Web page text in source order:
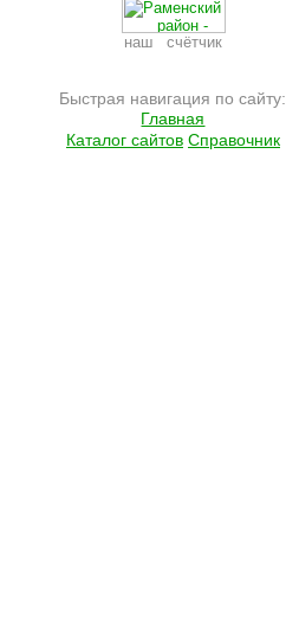
наш счётчик
Быстрая навигация по сайту:
Главная
Каталог сайтов Справочник